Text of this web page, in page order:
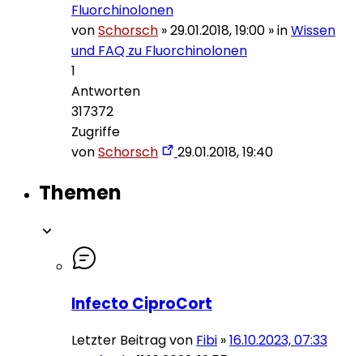
Fluorchinolonen
vonSchorsch »29.01.2018, 19:00 » inWissen
und FAQ zu Fluorchinolonen
1
Antworten
317372
Zugriffe
vonSchorsch 29.01.2018, 19:40
Themen
Infecto CiproCort
Letzter Beitrag von Fibi »16.10.2023, 07:33